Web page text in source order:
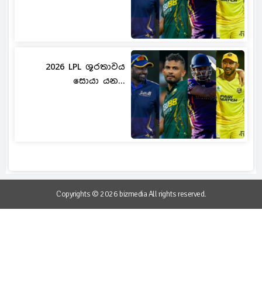
2026 LPL ශූරතාවය
සොයා යන...
Copyrights © 2026 bizmedia All rights reserved.